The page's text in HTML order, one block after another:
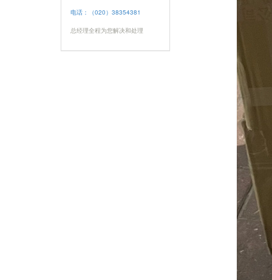
电话：（020）38354381
总经理全程为您解决和处理